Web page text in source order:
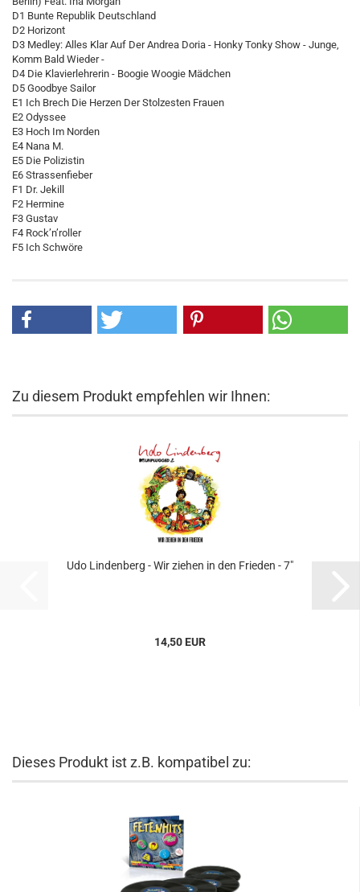
D1 Bunte Republik Deutschland
D2 Horizont
D3 Medley: Alles Klar Auf Der Andrea Doria - Honky Tonky Show - Junge,
Komm Bald Wieder -
D4 Die Klavierlehrerin - Boogie Woogie Mädchen
D5 Goodbye Sailor
E1 Ich Brech Die Herzen Der Stolzesten Frauen
E2 Odyssee
E3 Hoch Im Norden
E4 Nana M.
E5 Die Polizistin
E6 Strassenfieber
F1 Dr. Jekill
F2 Hermine
F3 Gustav
F4 Rock’n’roller
F5 Ich Schwöre
Zu diesem Produkt empfehlen wir Ihnen:
Udo Lindenberg - Wir ziehen in den Frieden - 7"
14,50 EUR
Dieses Produkt ist z.B. kompatibel zu: